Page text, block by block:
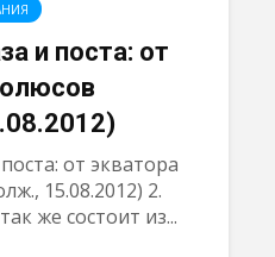
и поста: от
от экватора
15.08.2012) 2.
же состоит из...